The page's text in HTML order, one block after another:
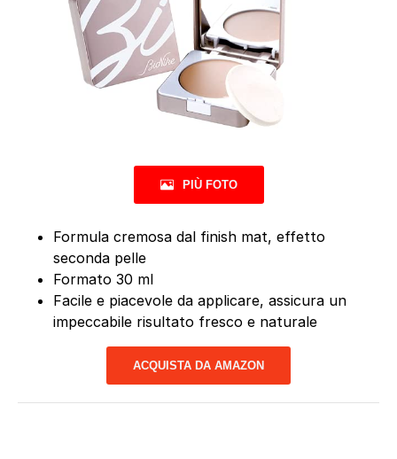
PIÙ FOTO
Formula cremosa dal finish mat, effetto
seconda pelle
Formato 30 ml
Facile e piacevole da applicare, assicura un
impeccabile risultato fresco e naturale
ACQUISTA DA AMAZON